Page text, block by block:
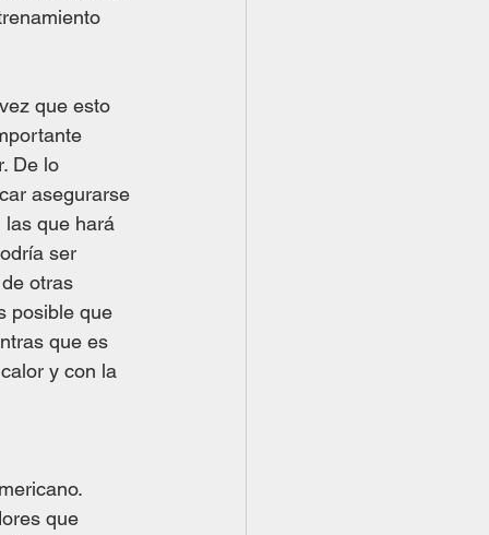
que esto
De lo
asegurarse
las que hará
ser
otras
posible que
que es
y con la
que